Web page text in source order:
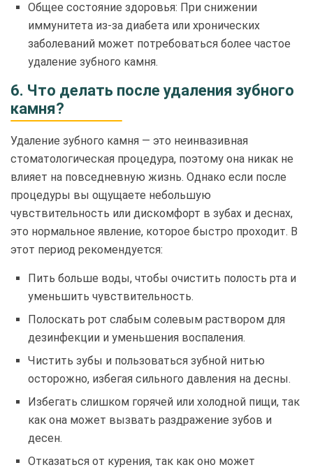
Общее состояние здоровья: При снижении
иммунитета из-за диабета или хронических
заболеваний может потребоваться более частое
удаление зубного камня.
6. Что делать после удаления зубного
камня?
Удаление зубного камня — это неинвазивная
стоматологическая процедура, поэтому она никак не
влияет на повседневную жизнь. Однако если после
процедуры вы ощущаете небольшую
чувствительность или дискомфорт в зубах и деснах,
это нормальное явление, которое быстро проходит. В
этот период рекомендуется:
Пить больше воды, чтобы очистить полость рта и
уменьшить чувствительность.
Полоскать рот слабым солевым раствором для
дезинфекции и уменьшения воспаления.
Чистить зубы и пользоваться зубной нитью
осторожно, избегая сильного давления на десны.
Избегать слишком горячей или холодной пищи, так
как она может вызвать раздражение зубов и
десен.
Отказаться от курения, так как оно может